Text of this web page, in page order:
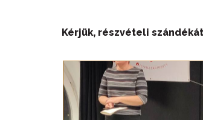
Kérjük, részvételi